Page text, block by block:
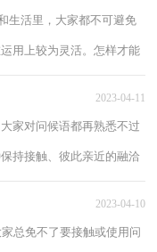
生活里，大家都不可避免
用上较为灵活。怎样才能
2023-04-11
家对问候语都再熟悉不过
持接触、彼此亲近的融洽
2023-04-10
总免不了要接触或使用问